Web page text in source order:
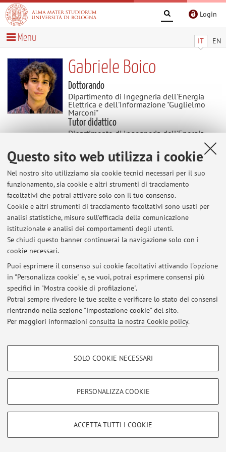
Questo sito web utilizza i cookie
Nel nostro sito utilizziamo sia cookie tecnici necessari per il suo
funzionamento, sia cookie e altri strumenti di tracciamento
facoltativi che potrai attivare solo con il tuo consenso.
Cookie e altri strumenti di tracciamento facoltativi sono usati per
analisi statistiche, misure sull'efficacia della comunicazione
istituzionale e analisi dei comportamenti degli utenti.
Se chiudi questo banner continuerai la navigazione solo con i
cookie necessari.
Puoi esprimere il consenso sui cookie facoltativi attivando l'opzione
in "Personalizza cookie" e, se vuoi, potrai esprimere consensi più
specifici in "Mostra cookie di profilazione".
Potrai sempre rivedere le tue scelte e verificare lo stato dei consensi
rientrando nella sezione "Impostazione cookie" del sito.
Per maggiori informazioni consulta la nostra Cookie policy.
COOKIE DI PROFILAZIONE - FACOLTATIVI
COOKIE TECNICI - NECESSARI
Si tratta di cookie tecnici utilizzati, a titolo esemplificativo, per il corretto
SOLO COOKIE NECESSARI
PERSONALIZZA COOKIE
ACCETTA TUTTI I COOKIE
Login
IT EN
Menu
Gabriele Boico
Dottorando
Dipartimento di Ingegneria dell'Energia
Elettrica e dell'Informazione "Guglielmo
Marconi"
Tutor didattico
Dipartimento di Ingegneria dell'Energia
Elettrica e dell'Informazione "Guglielmo
Marconi"
Settore scientifico disciplinare: ING-IND/32
ELETTRICI
Avvisi
Al momento non sono presenti avvisi.
Area riservata
Accedi tramiteloginper gestire tutti i contenuti del sito.
© 2026 - ALMA MATER STUDIORUM - Università di Bologna - Via
Privacy|Note legali|Impostazioni Cookie